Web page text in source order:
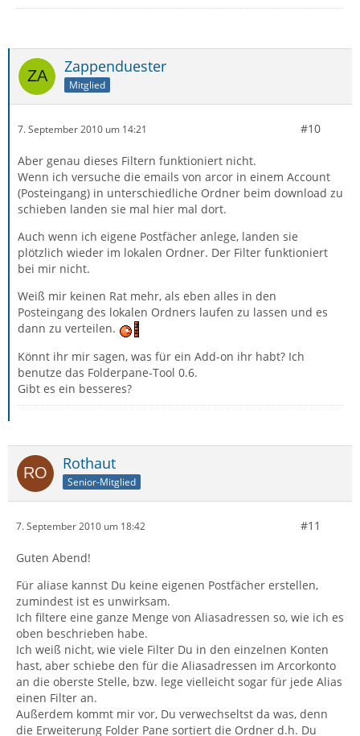
Zappenduester
Mitglied
7. September 2010 um 14:21 #10
Aber genau dieses Filtern funktioniert nicht.
Wenn ich versuche die emails von arcor in einem Account
(Posteingang) in unterschiedliche Ordner beim download zu
schieben landen sie mal hier mal dort.
Auch wenn ich eigene Postfächer anlege, landen sie
plötzlich wieder im lokalen Ordner. Der Filter funktioniert
bei mir nicht.
Weiß mir keinen Rat mehr, als eben alles in den
Posteingang des lokalen Ordners laufen zu lassen und es
dann zu verteilen.
Könnt ihr mir sagen, was für ein Add-on ihr habt? Ich
benutze das Folderpane-Tool 0.6.
Gibt es ein besseres?
Rothaut
Senior-Mitglied
7. September 2010 um 18:42 #11
Guten Abend!
Für aliase kannst Du keine eigenen Postfächer erstellen,
zumindest ist es unwirksam.
Ich filtere eine ganze Menge von Aliasadressen so, wie ich es
oben beschrieben habe.
Ich weiß nicht, wie viele Filter Du in den einzelnen Konten
hast, aber schiebe den für die Aliasadressen im Arcorkonto
an die oberste Stelle, bzw. lege vielleicht sogar für jede Alias
einen Filter an.
Außerdem kommt mir vor, Du verwechseltst da was, denn
die Erweiterung Folder Pane sortiert die Ordner d.h. Du